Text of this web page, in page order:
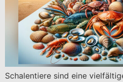
Schalentiere sind eine